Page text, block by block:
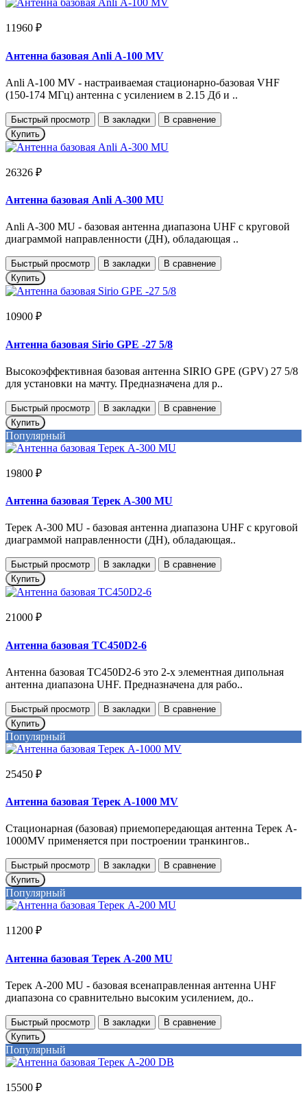
11960 ₽
Антенна базовая Anli А-100 MV
Anli A-100 MV - настраиваемая стационарно-базовая VHF
(150-174 МГц) антенна с усилением в 2.15 Дб и ..
Быстрый просмотр В закладки
В сравнение
Купить
26326 ₽
Антенна базовая Anli А-300 MU
Anli A-300 MU - базовая антенна диапазона UHF с круговой
диаграммой направленности (ДН), обладающая ..
Быстрый просмотр В закладки
В сравнение
Купить
10900 ₽
Антенна базовая Sirio GPE -27 5/8
Высокоэффективная базовая антенна SIRIO GPE (GPV) 27 5/8
для установки на мачту. Предназначена для р..
Быстрый просмотр В закладки
В сравнение
Купить
Популярный
19800 ₽
Антенна базовая Терек А-300 MU
Терек A-300 MU - базовая антенна диапазона UHF с круговой
диаграммой направленности (ДН), обладающая..
Быстрый просмотр В закладки
В сравнение
Купить
21000 ₽
Антенна базовая TC450D2-6
Антенна базовая TC450D2-6 это 2-х элементная дипольная
антенна диапазона UHF. Предназначена для рабо..
Быстрый просмотр В закладки
В сравнение
Купить
Популярный
25450 ₽
Антенна базовая Терек А-1000 MV
Стационарная (базовая) приемопередающая антенна Терек A-
1000MV применяется при построении транкингов..
Быстрый просмотр В закладки
В сравнение
Купить
Популярный
11200 ₽
Антенна базовая Терек А-200 MU
Терек A-200 MU - базовая всенаправленная антенна UHF
диапазона со сравнительно высоким усилением, до..
Быстрый просмотр В закладки
В сравнение
Купить
Популярный
15500 ₽